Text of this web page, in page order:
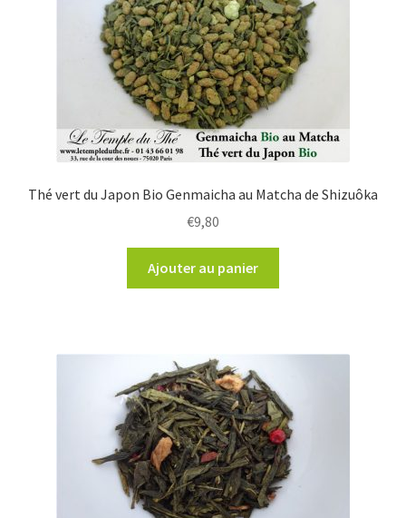
Thé vert du Japon Bio Genmaicha au Matcha de Shizuôka
€9,80
Ajouter au panier